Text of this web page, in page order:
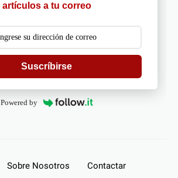
artículos a tu correo
Suscríbirse
Powered by
Sobre Nosotros Contactar